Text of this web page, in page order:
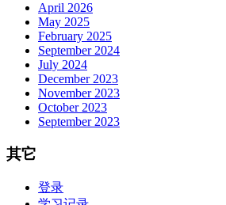
April 2026
May 2025
February 2025
September 2024
July 2024
December 2023
November 2023
October 2023
September 2023
其它
登录